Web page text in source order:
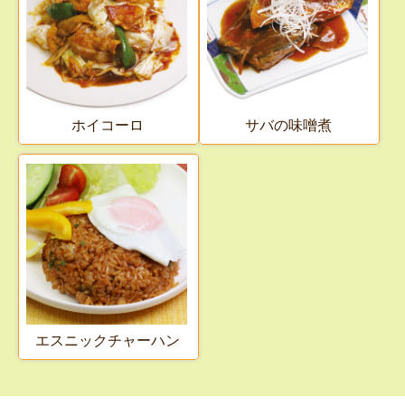
ホイコーロ サバの味噌煮
エスニックチャーハン